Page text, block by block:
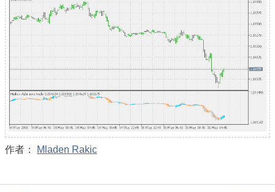
作者： Mladen Rakic